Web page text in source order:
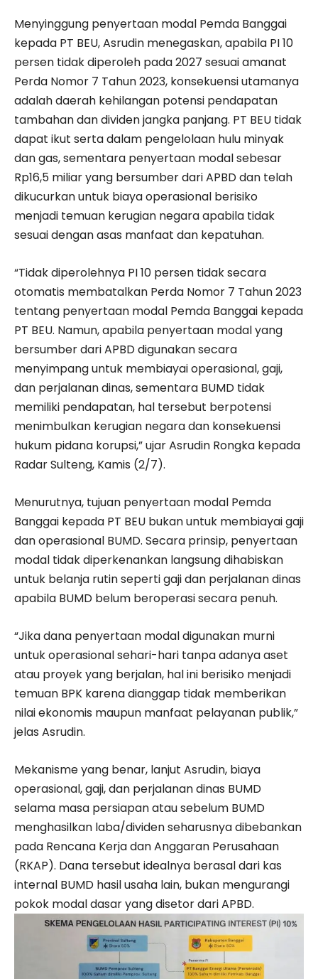
Menyinggung penyertaan modal Pemda Banggai
kepada PT BEU, Asrudin menegaskan, apabila PI 10
persen tidak diperoleh pada 2027 sesuai amanat
Perda Nomor 7 Tahun 2023, konsekuensi utamanya
adalah daerah kehilangan potensi pendapatan
tambahan dan dividen jangka panjang. PT BEU tidak
dapat ikut serta dalam pengelolaan hulu minyak
dan gas, sementara penyertaan modal sebesar
Rp16,5 miliar yang bersumber dari APBD dan telah
dikucurkan untuk biaya operasional berisiko
menjadi temuan kerugian negara apabila tidak
sesuai dengan asas manfaat dan kepatuhan.
“Tidak diperolehnya PI 10 persen tidak secara
otomatis membatalkan Perda Nomor 7 Tahun 2023
tentang penyertaan modal Pemda Banggai kepada
PT BEU. Namun, apabila penyertaan modal yang
bersumber dari APBD digunakan secara
menyimpang untuk membiayai operasional, gaji,
dan perjalanan dinas, sementara BUMD tidak
memiliki pendapatan, hal tersebut berpotensi
menimbulkan kerugian negara dan konsekuensi
hukum pidana korupsi,” ujar Asrudin Rongka kepada
Radar Sulteng, Kamis (2/7).
Menurutnya, tujuan penyertaan modal Pemda
Banggai kepada PT BEU bukan untuk membiayai gaji
dan operasional BUMD. Secara prinsip, penyertaan
modal tidak diperkenankan langsung dihabiskan
untuk belanja rutin seperti gaji dan perjalanan dinas
apabila BUMD belum beroperasi secara penuh.
“Jika dana penyertaan modal digunakan murni
untuk operasional sehari-hari tanpa adanya aset
atau proyek yang berjalan, hal ini berisiko menjadi
temuan BPK karena dianggap tidak memberikan
nilai ekonomis maupun manfaat pelayanan publik,”
jelas Asrudin.
Mekanisme yang benar, lanjut Asrudin, biaya
operasional, gaji, dan perjalanan dinas BUMD
selama masa persiapan atau sebelum BUMD
menghasilkan laba/dividen seharusnya dibebankan
pada Rencana Kerja dan Anggaran Perusahaan
(RKAP). Dana tersebut idealnya berasal dari kas
internal BUMD hasil usaha lain, bukan mengurangi
pokok modal dasar yang disetor dari APBD.